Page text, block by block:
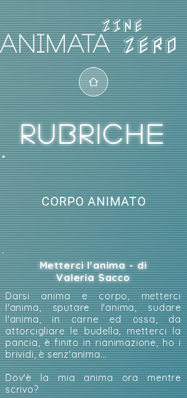
ZERO
RUBRICHE
CORPO ANIMATO
Metterci l'anima - di
Valeria Sacco
Darsi anima e corpo, metterci
l'anima, sputare l'anima, sudare
l'anima, in carne ed ossa, da
attorcigliare le budella, metterci la
pancia, è finito in rianimazione, ho i
brividi, è senz'anima...
Dov'è la mia anima ora mentre
scrivo?